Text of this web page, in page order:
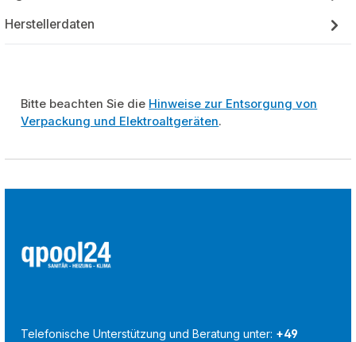
Herstellerdaten
Bitte beachten Sie die Hinweise zur Entsorgung von
Verpackung und Elektroaltgeräten.
Telefonische Unterstützung und Beratung unter: +49